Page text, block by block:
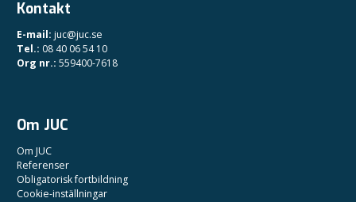
Kontakt
E-mail: juc@juc.se
Tel.: 08 40 06 54 10
Org nr.: 559400-7618
Om JUC
Om JUC
Referenser
Obligatorisk fortbildning
Cookie-inställningar